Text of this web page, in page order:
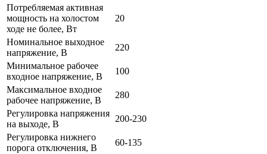
Потребляемая активная
мощность на холостом
ходе не более, Вт
20
Номинальное выходное
напряжение, В
220
Минимальное рабочее
входное напряжение, В
100
Максимальное входное
рабочее напряжение, В
280
Регулировка напряжения
на выходе, В
200-230
Регулировка нижнего
порога отключения, В
60-135